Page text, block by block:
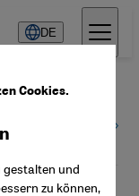
DE
Cookies.
gestalten und
zu können,